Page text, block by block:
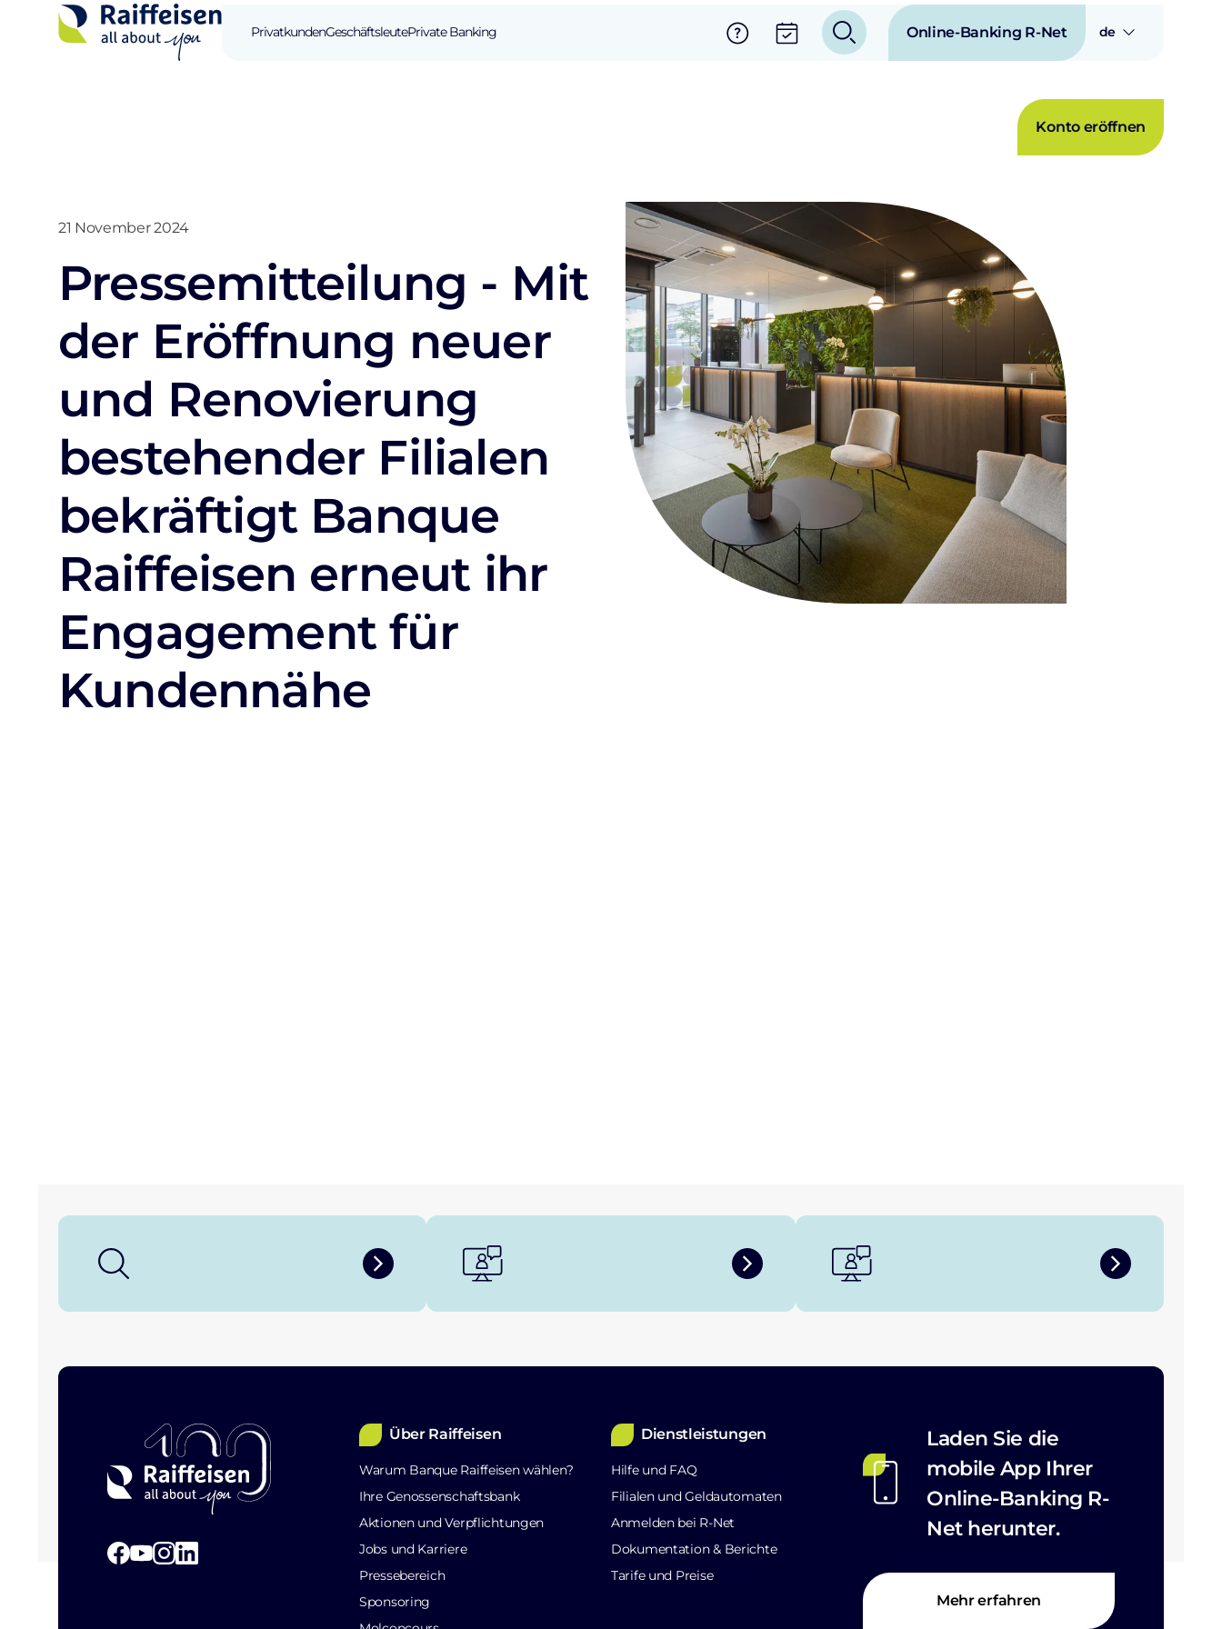
PrivatkundenGeschäftsleutePrivate Banking Online-Banking R-Net de
Konto eröffnen
21 November 2024
Pressemitteilung - Mit
der Eröffnung neuer
und Renovierung
bestehender Filialen
bekräftigt Banque
Raiffeisen erneut ihr
Engagement für
Kundennähe
Über Raiffeisen
Warum Banque Raiffeisen wählen?
Ihre Genossenschaftsbank
Aktionen und Verpflichtungen
Jobs und Karriere
Pressebereich
Sponsoring
Dienstleistungen
Hilfe und FAQ
Filialen und Geldautomaten
Anmelden bei R-Net
Dokumentation & Berichte
Tarife und Preise
Laden Sie die
mobile App Ihrer
Online-Banking R-
Net herunter.
Mehr erfahren